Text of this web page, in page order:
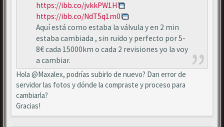
https://ibb.co/jvkkPW1H
https://ibb.co/NdT5q1m0
Aquí está como estaba la válvula y en 2 min
estaba cambiada , sin ruido y perfecto por 5-
8€ cada 15000km o cada 2 revisiones yo la voy
a cambiar.
Hola @Maxalex, podrías subirlo de nuevo? Dan error de
servidor las fotos y dónde la compraste y proceso para
cambiarla?
Gracias!